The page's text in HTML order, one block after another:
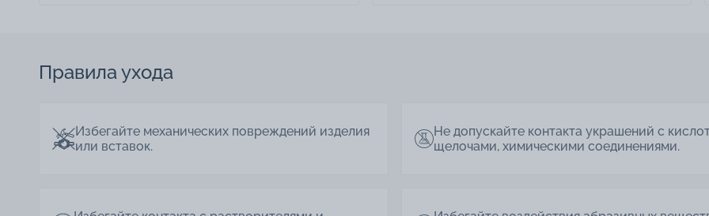
Правила ухода
Избегайте механических повреждений изделия
или вставок.
Не допускайте контакта украшений с
щелочами, химическими соединениями.